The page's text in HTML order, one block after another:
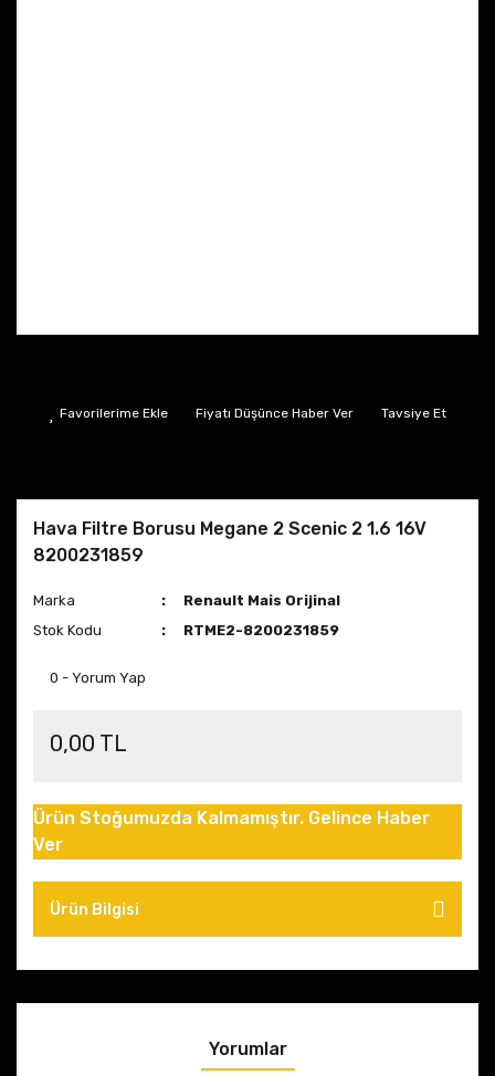
Fiyatı Düşünce Haber Ver Tavsiye Et
Hava Filtre Borusu Megane 2 Scenic 2 1.6 16V
8200231859
Marka
Renault Mais Orijinal
Stok Kodu
RTME2-8200231859
0 - Yorum Yap
0,00 TL
Ürün Stoğumuzda Kalmamıştır. Gelince Haber
Ver
Ürün Bilgisi
Yorumlar